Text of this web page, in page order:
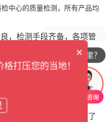
中心的质量检测，所有产品均
，检测手段齐备，各项管
实践中不断加强，由初期
，实行严格的计量配料，
关，健全了完整的质量保
化管理，每道工序规定了
你们公司在哪里？
×
打压您的当地！